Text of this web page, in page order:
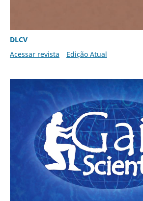
DLCV
Acessar revista
Edição Atual